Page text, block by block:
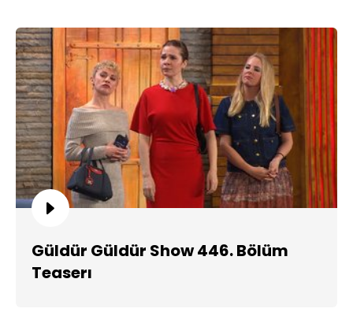
Güldür Güldür Show 446. Bölüm
Teaserı